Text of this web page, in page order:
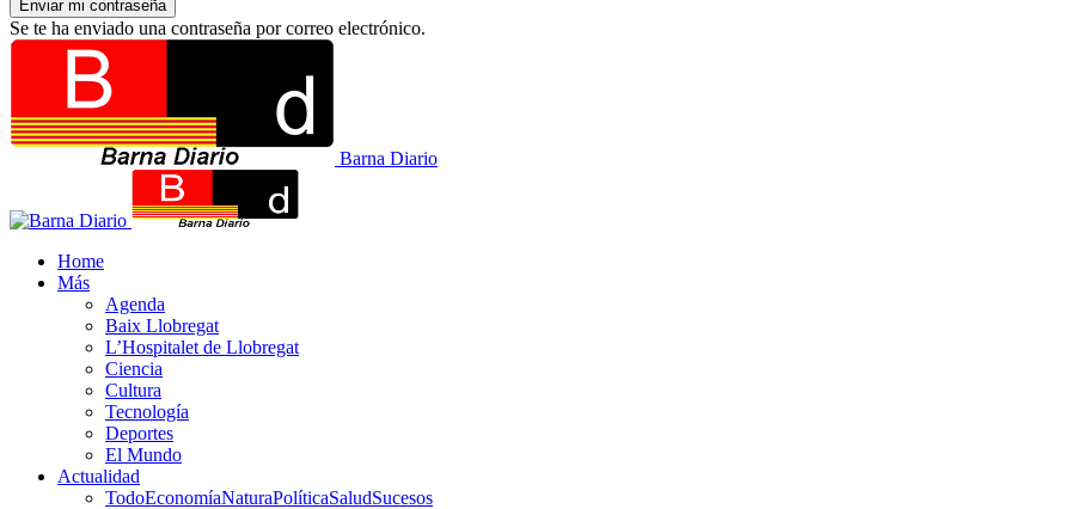
Se te ha enviado una contraseña por correo electrónico.
Barna Diario
Home
Más
Agenda
Baix Llobregat
L’Hospitalet de Llobregat
Ciencia
Cultura
Tecnología
Deportes
El Mundo
Actualidad
TodoEconomíaNaturaPolíticaSaludSucesos